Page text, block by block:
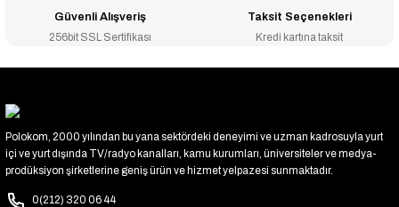
Güvenli Alışveriş
256bit SSL Sertifikası
Taksit Seçenekleri
Kredi kartına taksit
Polokom, 2000 yılından bu yana sektördeki deneyimi ve uzman kadrosuyla yurt
içi ve yurt dışında TV/radyo kanalları, kamu kurumları, üniversiteler ve medya-
prodüksiyon şirketlerine geniş ürün ve hizmet yelpazesi sunmaktadır.
0(212) 320 06 44